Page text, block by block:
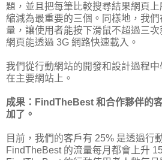
題，並且把每筆比較搜尋結果網頁上
縮減為最重要的三個。同樣地，我
量，讓使用者能按下滑鼠不超過三
網頁能透過 3G 網路快速載入。
我們從行動網站的開發和設計過程
在主要網站上。
成果：FindTheBest 和合作夥伴的
加了。
目前，我們的客戶有 25% 是透過行
FindTheBest 的流量每月都會上升